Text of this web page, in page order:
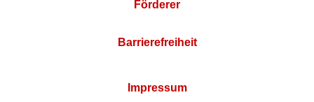
Förderer
Barrierefreiheit
Impressum